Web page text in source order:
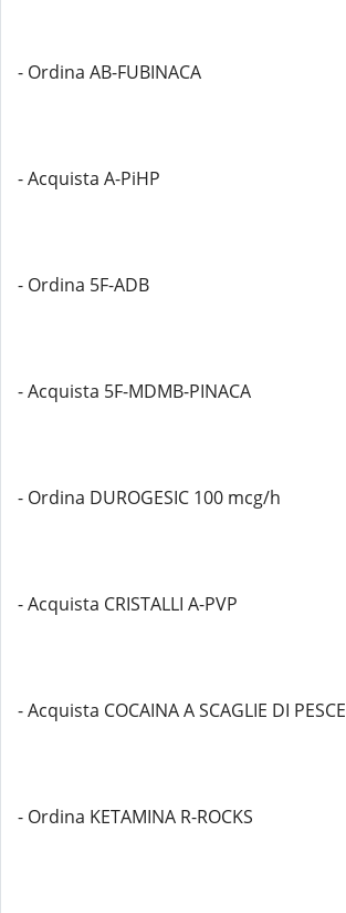
- Ordina AB-FUBINACA
- Acquista A-PiHP
- Ordina 5F-ADB
- Acquista 5F-MDMB-PINACA
- Ordina DUROGESIC 100 mcg/h
- Acquista CRISTALLI A-PVP
- Acquista COCAINA A SCAGLIE DI PESCE
- Ordina KETAMINA R-ROCKS